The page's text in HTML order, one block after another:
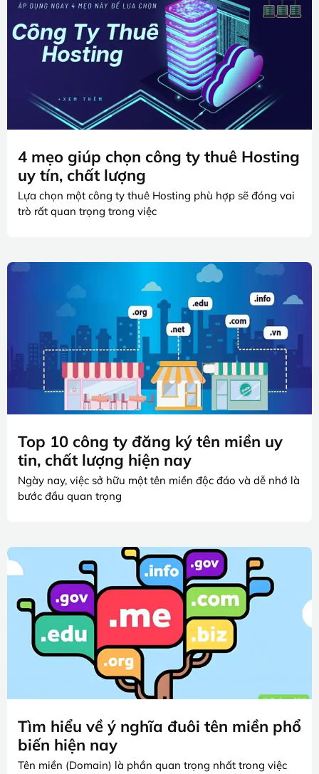
4 mẹo giúp chọn công ty thuê Hosting
uy tín, chất lượng
Lựa chọn một công ty thuê Hosting phù hợp sẽ đóng vai
trò rất quan trọng trong việc
Top 10 công ty đăng ký tên miền uy
tin, chất lượng hiện nay
Ngày nay, việc sở hữu một tên miền độc đáo và dễ nhớ là
bước đầu quan trọng
Tìm hiểu về ý nghĩa đuôi tên miền phổ
biến hiện nay
Tên miền (Domain) là phần quan trọng nhất trong việc